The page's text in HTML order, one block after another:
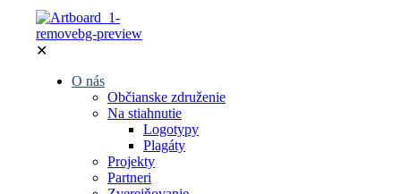
✕
O nás
Občianske združenie
Na stiahnutie
Logotypy
Plagáty
Projekty
Partneri